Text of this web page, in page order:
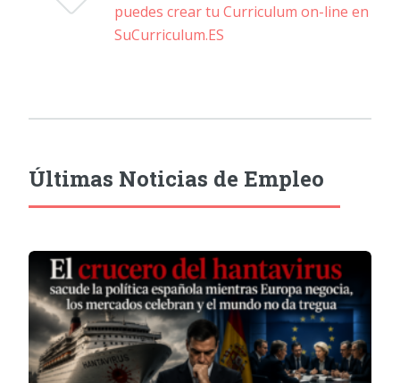
puedes crear tu Curriculum on-line en
SuCurriculum.ES
Últimas Noticias de Empleo